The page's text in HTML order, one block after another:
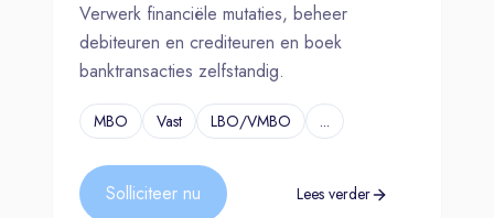
Verwerk financiële mutaties, beheer
debiteuren en crediteuren en boek
banktransacties zelfstandig.
MBO Vast LBO/VMBO ...
Solliciteer nu Lees verder